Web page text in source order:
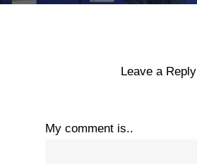
Leave a Reply
My comment is..